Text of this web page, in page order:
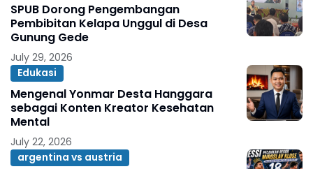
SPUB Dorong Pengembangan
Pembibitan Kelapa Unggul di Desa
Gunung Gede
July 29, 2026
Edukasi
Mengenal Yonmar Desta Hanggara
sebagai Konten Kreator Kesehatan
Mental
July 22, 2026
argentina vs austria